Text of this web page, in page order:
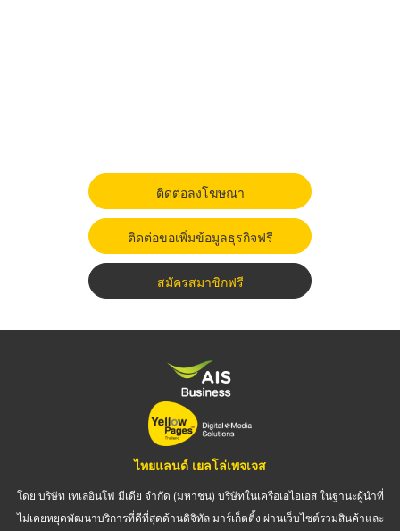
ติดต่อลงโฆษณา
ติดต่อขอเพิ่มข้อมูลธุรกิจฟรี
สมัครสมาชิกฟรี
ไทยแลนด์ เยลโล่เพจเจส
โดย บริษัท เทเลอินโฟ มีเดีย จำกัด (มหาชน) บริษัทในเครือเอไอเอส ในฐานะผู้นำที่
ไม่เคยหยุดพัฒนาบริการที่ดีที่สุดด้านดิจิทัล มาร์เก็ตติ้ง ผ่านเว็บไซต์รวมสินค้าและ